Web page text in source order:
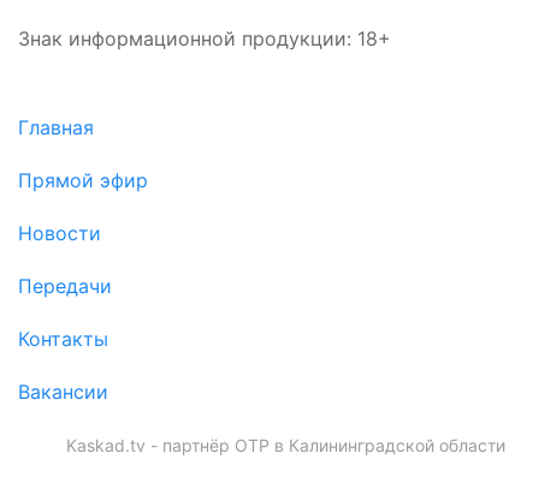
Знак информационной продукции: 18+
Главная
Прямой эфир
Новости
Передачи
Контакты
Вакансии
Kaskad.tv - партнёр ОТР в Калининградской области